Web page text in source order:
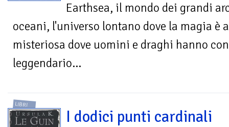
Earthsea, il mondo dei grandi
oceani, l'universo lontano dove la magia è
misteriosa dove uomini e draghi hanno
leggendario...
LIBRI
I dodici punti cardinali